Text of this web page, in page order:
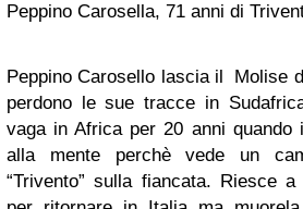
Peppino Carosella, 71 anni di
Peppino Carosello lascia il Molise
perdono le sue tracce in
vaga in Africa per 20 anni quando
alla mente perchè vede un
“Trivento” sulla fiancata. Riesce